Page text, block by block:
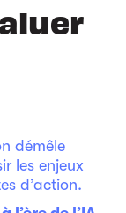
démêle
les enjeux
d’action.